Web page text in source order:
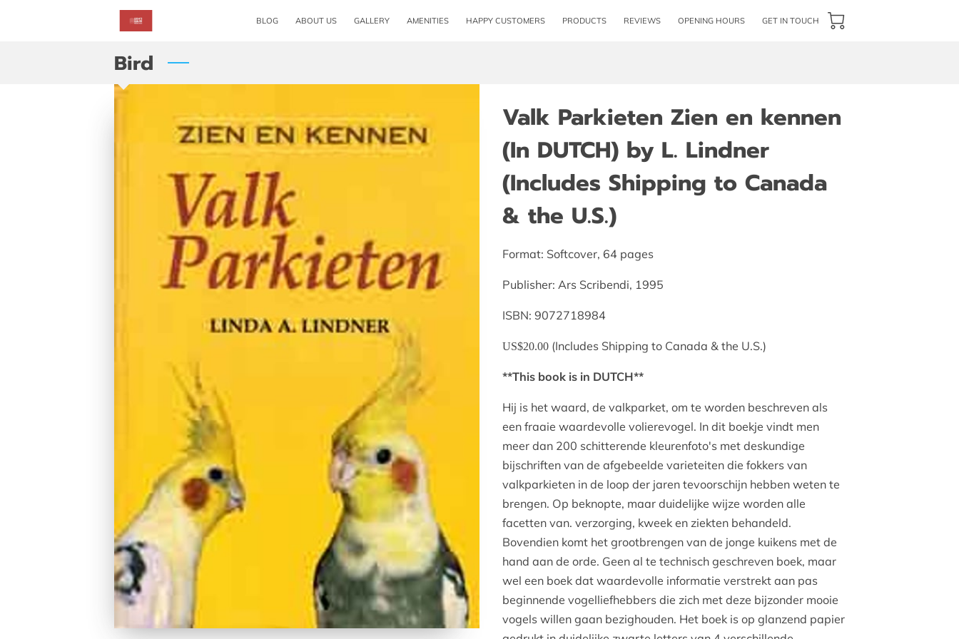
BLOG ABOUT US GALLERY AMENITIES HAPPY CUSTOMERS PRODUCTS REVIEWS OPENING HOURS GET IN TOUCH
Bird
Valk Parkieten Zien en kennen
(In DUTCH) by L. Lindner
(Includes Shipping to Canada
& the U.S.)
Format: Softcover, 64 pages
Publisher: Ars Scribendi, 1995
ISBN: 9072718984
US$20.00 (Includes Shipping to Canada & the U.S.)
**This book is in DUTCH**
Hij is het waard, de valkparket, om te worden beschreven als
een fraaie waardevolle volierevogel. In dit boekje vindt men
meer dan 200 schitterende kleurenfoto's met deskundige
bijschriften van de afgebeelde varieteiten die fokkers van
valkparkieten in de loop der jaren tevoorschijn hebben weten te
brengen. Op beknopte, maar duidelijke wijze worden alle
facetten van. verzorging, kweek en ziekten behandeld.
Bovendien komt het grootbrengen van de jonge kuikens met de
hand aan de orde. Geen al te technisch geschreven boek, maar
wel een boek dat waardevolle informatie verstrekt aan pas
beginnende vogelliefhebbers die zich met deze bijzonder mooie
vogels willen gaan bezighouden. Het boek is op glanzend papier